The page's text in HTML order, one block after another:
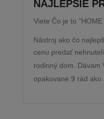
NAJLEPŠIE
Viete Čo je to “HOME
Nástroj ako čo
cenu predať
rodinný dom. Dávam
opakovane 9 rád ako